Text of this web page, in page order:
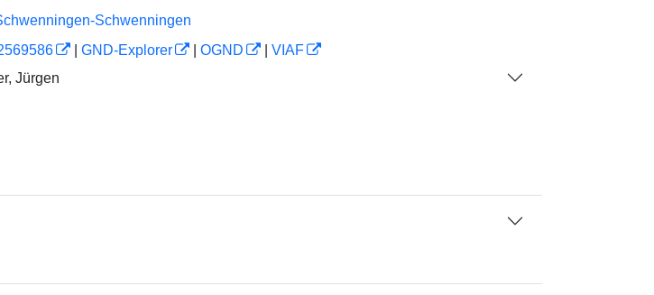
Schwenningen
GND-Explorer OGND
VIAF
Jürgen